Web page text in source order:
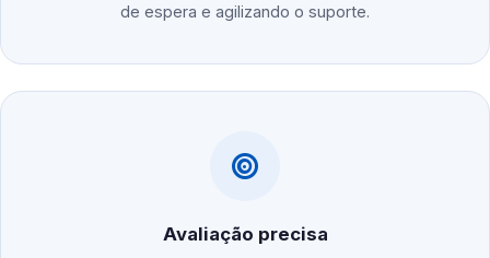
de espera e agilizando o suporte.
Avaliação precisa